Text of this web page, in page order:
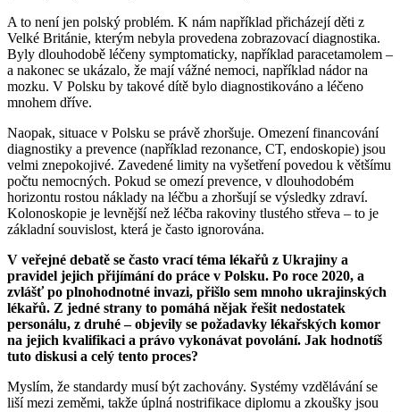
A to není jen polský problém. K nám například přicházejí děti z
Velké Británie, kterým nebyla provedena zobrazovací diagnostika.
Byly dlouhodobě léčeny symptomaticky, například paracetamolem –
a nakonec se ukázalo, že mají vážné nemoci, například nádor na
mozku. V Polsku by takové dítě bylo diagnostikováno a léčeno
mnohem dříve.
Naopak, situace v Polsku se právě zhoršuje. Omezení financování
diagnostiky a prevence (například rezonance, CT, endoskopie) jsou
velmi znepokojivé. Zavedené limity na vyšetření povedou k většímu
počtu nemocných. Pokud se omezí prevence, v dlouhodobém
horizontu rostou náklady na léčbu a zhoršují se výsledky zdraví.
Kolonoskopie je levnější než léčba rakoviny tlustého střeva – to je
základní souvislost, která je často ignorována.
V veřejné debatě se často vrací téma lékařů z Ukrajiny a
pravidel jejich přijímání do práce v Polsku. Po roce 2020, a
zvlášť po plnohodnotné invazi, přišlo sem mnoho ukrajinských
lékařů. Z jedné strany to pomáhá nějak řešit nedostatek
personálu, z druhé – objevily se požadavky lékařských komor
na jejich kvalifikaci a právo vykonávat povolání. Jak hodnotíš
tuto diskusi a celý tento proces?
Myslím, že standardy musí být zachovány. Systémy vzdělávání se
liší mezi zeměmi, takže úplná nostrifikace diplomu a zkoušky jsou